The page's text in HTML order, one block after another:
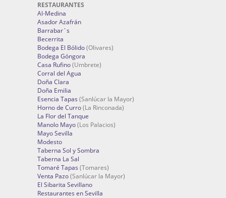
RESTAURANTES
Al-Medina
Asador Azafrán
Barrabar´s
Becerrita
Bodega El Bólido(Olivares)
Bodega Góngora
Casa Rufino(Umbrete)
Corral del Agua
Doña Clara
Doña Emilia
Esencia Tapas (Sanlúcar la Mayor)
Horno de Curro(La Rinconada)
La Flor del Tanque
Manolo Mayo(Los Palacios)
Mayo Sevilla
Modesto
Taberna Sol y Sombra
Taberna La Sal
Tomaré Tapas (Tomares)
Venta Pazo(Sanlúcar la Mayor)
El Sibarita Sevillano
Restaurantes en Sevilla